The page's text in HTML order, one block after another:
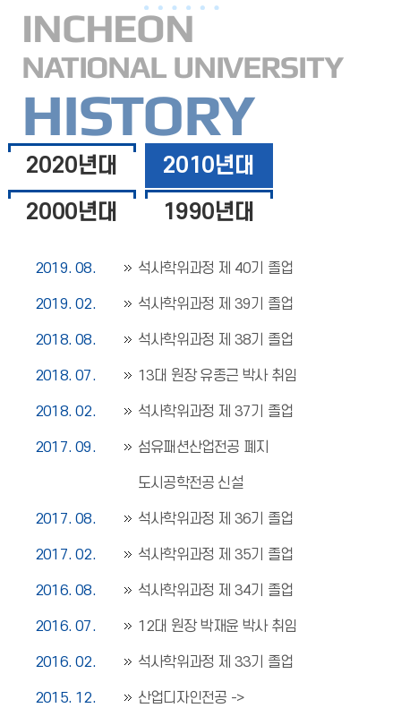
INCHEON
NATIONAL UNIVERSITY
HISTORY
2020년대
2010년대
2000년대
1990년대
2019. 08. 석사학위과정 제 40기 졸업
2019. 02. 석사학위과정 제 39기 졸업
2018. 08. 석사학위과정 제 38기 졸업
2018. 07. 13대 원장 유종근 박사 취임
2018. 02. 석사학위과정 제 37기 졸업
2017. 09. 섬유패션산업전공 폐지
도시공학전공 신설
2017. 08. 석사학위과정 제 36기 졸업
2017. 02. 석사학위과정 제 35기 졸업
2016. 08. 석사학위과정 제 34기 졸업
2016. 07. 12대 원장 박재윤 박사 취임
2016. 02. 석사학위과정 제 33기 졸업
2015. 12. 산업디자인전공 ->